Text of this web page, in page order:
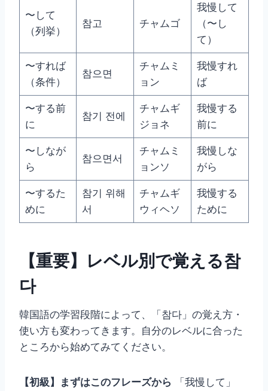
〜して
（列挙）
참고 チャムゴ
我慢して
（〜し
て）
〜すれば
（条件）
참으면
チャムミ
ョン
我慢すれ
ば
〜する前
に
참기 전에
チャムギ
ジョネ
我慢する
前に
〜しなが
ら
참으면서
チャムミ
ョンソ
我慢しな
がら
〜するた
めに
참기 위해
서
チャムギ
ウィヘソ
我慢する
ために
【重要】レベル別で覚える참
다
韓国語の学習段階によって、「참다」の覚え方・
使い方も変わってきます。自分のレベルに合った
ところから始めてみてください。
【初級】まずはこのフレーズから 「我慢して」